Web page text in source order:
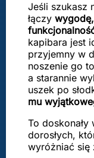
Jeśli szukasz
łączy
kapibara jest
przyjemny w
noszenie go
a starannie
uszek po
mu
To
dorosłych,
wyróżniać się